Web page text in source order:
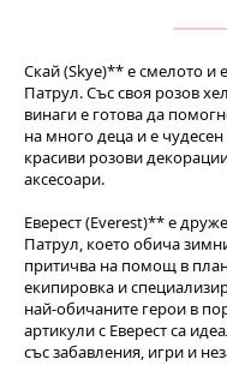
Скай (Skye)** е смелото и
Патрул. Със своя розов
винаги е готова да
на много деца и е
красиви розови
аксесоари.
Еверест (Everest)** е
Патрул, което обича
притичва на помощ в
екипировка и
най-обичаните герои в
артикули с Еверест са
със забавления, игри и